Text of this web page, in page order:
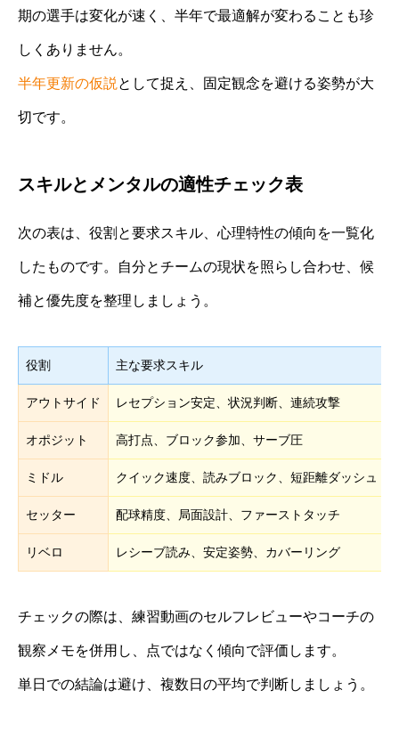
期の選手は変化が速く、半年で最適解が変わることも珍
しくありません。
半年更新の仮説 として捉え、固定観念を避ける姿勢が大
切です。
スキルとメンタルの適性チェック表
次の表は、役割と要求スキル、心理特性の傾向を一覧化
したものです。自分とチームの現状を照らし合わせ、候
補と優先度を整理しましょう。
役割 主な要求スキル
アウトサイド レセプション安定、状況判断、連続攻撃
オポジット 高打点、ブロック参加、サーブ圧
ミドル クイック速度、読みブロック、短距離ダッシュ
セッター 配球精度、局面設計、ファーストタッチ
リベロ レシーブ読み、安定姿勢、カバーリング
チェックの際は、練習動画のセルフレビューやコーチの
観察メモを併用し、点ではなく傾向で評価します。
単日での結論は避け、複数日の平均で判断しましょう。